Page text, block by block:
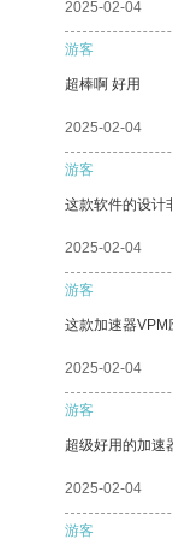
2025-02-04
游客
超棒啊 好用
2025-02-04
游客
这款软件的设计
2025-02-04
游客
这款加速器VPM
2025-02-04
游客
超级好用的加速
2025-02-04
游客